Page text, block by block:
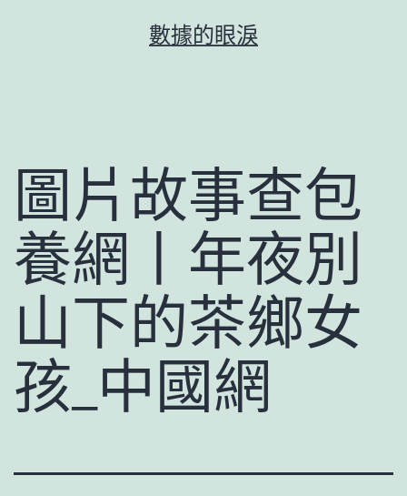
數據的眼淚
圖片故事查包
養網丨年夜別
山下的茶鄉女
孩_中國網